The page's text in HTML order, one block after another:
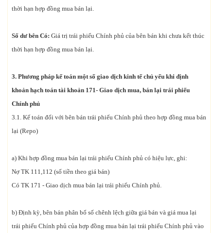
thời hạn hợp đồng mua bán lại.
Số dư bên Có: Giá trị trái phiếu Chính phủ của bên bán khi chưa kết thúc
thời hạn hợp đồng mua bán lại.
3. Phương pháp kế toán một số giao dịch kinh tế chủ yếu khi định
khoản hạch toán tài khoản 171- Giao dịch mua, bán lại trái phiếu
Chính phủ
3.1. Kế toán đối với bên bán trái phiếu Chính phủ theo hợp đồng mua bán
lại (Repo)
a) Khi hợp đồng mua bán lại trái phiếu Chính phủ có hiệu lực, ghi:
Nợ TK 111,112 (số tiền theo giá bán)
Có TK 171 - Giao dịch mua bán lại trái phiếu Chính phủ.
b) Định kỳ, bên bán phân bổ số chênh lệch giữa giá bán và giá mua lại
trái phiếu Chính phủ của hợp đồng mua bán lại trái phiếu Chính phủ vào